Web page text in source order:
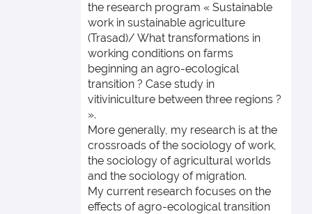
the research program « Sustainable
work in sustainable agriculture
(Trasad)/ What transformations in
working conditions on farms
beginning an agro-ecological
transition ? Case study in
vitiviniculture between three regions ?
».
More generally, my research is at the
crossroads of the sociology of work,
the sociology of agricultural worlds
and the sociology of migration.
My current research focuses on the
effects of agro-ecological transition